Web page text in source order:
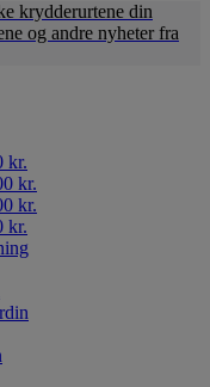
krydderurtene din
og andre nyheter fra
kr.
kr.
kr.
kr.